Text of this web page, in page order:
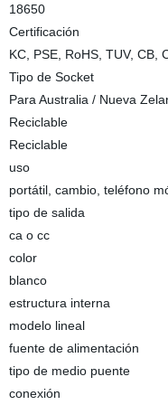
18650
Certificación
KC, PSE, RoHS, TUV, CB,
Tipo de Socket
Para Australia / Nueva
Reciclable
Reciclable
uso
portátil, cambio, teléfono
tipo de salida
ca o cc
color
blanco
estructura interna
modelo lineal
fuente de alimentación
tipo de medio puente
conexión